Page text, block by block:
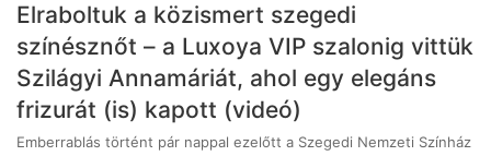
Elraboltuk a közismert szegedi
színésznőt – a Luxoya VIP szalonig vittük
Szilágyi Annamáriát, ahol egy elegáns
frizurát (is) kapott (videó)
Emberrablás történt pár nappal ezelőtt a Szegedi Nemzeti Színház